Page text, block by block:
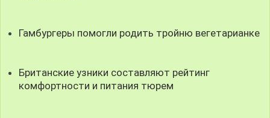
Гамбургеры помогли родить тройню вегетарианке
Британские узники составляют рейтинг
комфортности и питания тюрем